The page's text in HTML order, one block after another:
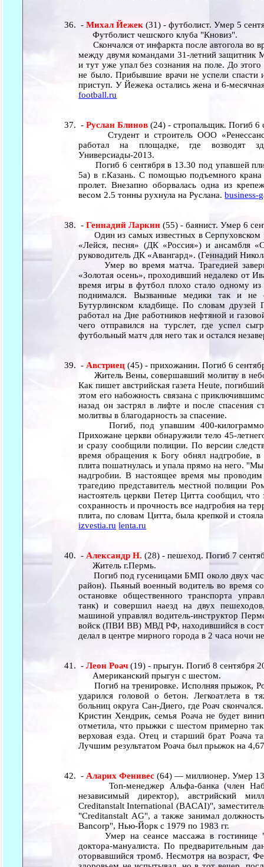
-Михал Йежек(31) - футболист. Умер 5
Футболист чешского клуба "Кновиз".
Скончался от инфаркта после автогола во
между двумя командами 31-летний защитник
и тут уже упал без сознания на поле. До
не было. Прибывшие врачи не успели спасти
приступ. У Йежека остались жена и 6-
football.ru
-Руслан Блинов(24) - стропальщик. Погиб 6
Студент и строитель ООО «Ренессанс
работал на площадке, где возводят
Универсиады-2013.
Погиб 6 сентября в 13.30 под упавшей
5а) в г.Казань. С помощью подъемного крана
пролет. Внезапно оборвалась одна из
весом 2.5 тонны рухнула на Руслана.business-
-Геннадий Ларкин(55) - баянист. Умер 6
Один из самых известных в Серпуховском
«Лейся, песня» (ДК «Россия») и ансамбля
руководитель ДК «Авангард». (Геннадий
Умер во время матча. Трагедией
«Золотая осень», проходивший недалеко от
время игры в футбол плохо стало одному
поднимался. Вызванные медики так и не
Бутурлинском кладбище. По словам друзей
работал на Дне работников нефтяной и
чего отправился на турслет, где успел
футбольный матч для него так и остался
- Австриец(45) - прихожанин. Погиб 6
Житель Вены, совершавший молитву в
Как пишет австрийская газета Heute,
этом его набожность связана с
назад он застрял в лифте и после спасения
молитвы в благодарность за спасение.
Погиб, под упавшим 400-
Прихожане церкви обнаружили тело 45-
и сразу сообщили полиции. По версии
время обращения к Богу обнял надгробие, в
плита пошатнулась и упала прямо на него.
надгробии. В настоящее время мы проводим
трагедию представитель местной полиции
настоятель церкви Петер Цитта сообщил,
сохранность и прочность все надгробия на
плита, по словам Цитта, была крепкой и
izvestia.ru lenta.ru
- Александр Н. (28) - пешеход. Погиб 7
Житель г.Пермь.
Погиб под гусеницами БМП около двух
район). Пьяный военный водитель во время
остановке общественного транспорта
танк) и совершил наезд на двух
машиной управлял водитель-инструктор
войск (ПВИ ВВ) МВД РФ, находившийся в
делал в центре мирного города в 2 часа ночи
-Леон Роач(19) - прыгун. Погиб 8 сентября
Американский прыгун с шестом.
Погиб на тренировке. Исполняя прыжок,
ударился головой о бетон. Легкоатлета в
больниц округа Сан-Диего, где Роач
Кристин Хендрик, семья Роача не будет
отметила, что прыжки с шестом примерно
верховая езда. Отец и старший брат Роача
Лучшим результатом Роача был прыжок на
- Аларих Фенивес (64) — миллионер. Умер 13
Топ-менеджер Альфа-банка (член
независимый директор), австрийский
Creditanstalt International (BACAI)",
"Creditanstalt AG", а также занимал
Bancorp", Нью-Йорк с 1979 по 1983 гг.
Умер на сеансе массажа в гостинице
доктора-мануалиста. По предварительным
оторвавшийся тромб. Несмотря на возраст,